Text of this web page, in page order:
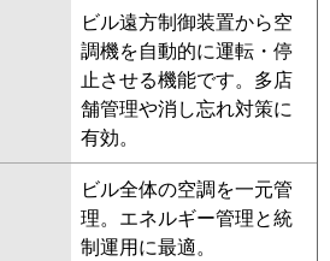
ビル遠方制御装置から空
調機を自動的に運転・停
止させる機能です。多店
舗管理や消し忘れ対策に
有効。
ビル全体の空調を一元管
理。エネルギー管理と統
制運用に最適。